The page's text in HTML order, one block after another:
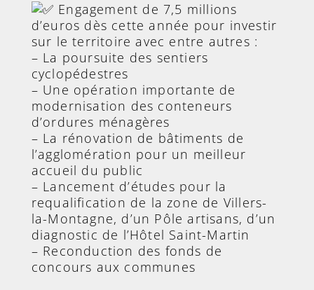
Engagement de 7,5 millions
d’euros dès cette année pour investir
sur le territoire avec entre autres :
– La poursuite des sentiers
cyclopédestres
– Une opération importante de
modernisation des conteneurs
d’ordures ménagères
– La rénovation de bâtiments de
l’agglomération pour un meilleur
accueil du public
– Lancement d’études pour la
requalification de la zone de Villers-
la-Montagne, d’un Pôle artisans, d’un
diagnostic de l’Hôtel Saint-Martin
– Reconduction des fonds de
concours aux communes